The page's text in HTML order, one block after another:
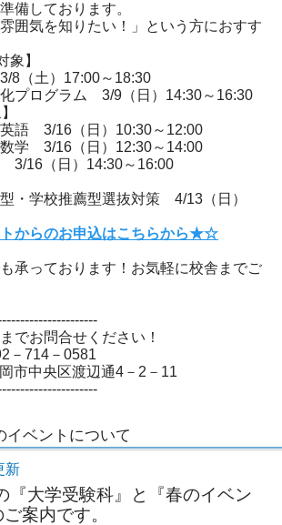
備しております。
雰囲気を知りたい！」という方におすす
象】
8（土）17:00～18:30
化プログラム 3/9（日）14:30～16:30
英語 3/16（日）10:30～12:00
数学 3/16（日）12:30～14:00
3/16（日）14:30～16:00
型・学校推薦型選抜対策 4/13（日）
からのお申込はこちらから★☆
承っております！お気軽に校舎までご
でお問合せください！
－714－0581
市中央区渡辺通4－2－11
イベントについて
新
『大学受験科』と『春のイベン
案内です。